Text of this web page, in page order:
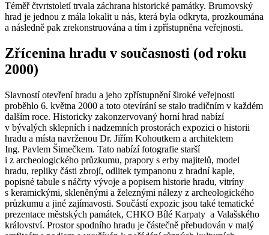
Téměř čtvrtstoletí trvala záchrana historické památky. Brumovský
hrad je jednou z mála lokalit u nás, která byla odkryta, prozkoumána
a následně pak zrekonstruována a tím i zpřístupněna veřejnosti.
Zřícenina hradu v současnosti (od roku
2000)
Slavností otevření hradu a jeho zpřístupnění široké veřejnosti
proběhlo 6. května 2000 a toto otevírání se stalo tradičním v každém
dalším roce. Historicky zakonzervovaný horní hrad nabízí
v bývalých sklepních i nadzemních prostorách expozici o historii
hradu a místa navrženou Dr. Jiřím Kohoutkem a architektem
Ing. Pavlem Šimečkem. Tato nabízí fotografie starší
i z archeologického průzkumu, prapory s erby majitelů, model
hradu, repliky části zbrojí, odlitek tympanonu z hradní kaple,
popisné tabule s náčrty vývoje a popisem historie hradu, vitríny
s keramickými, skleněnými a železnými nálezy z archeologického
průzkumu a jiné zajímavosti. Součástí expozic jsou také tematické
prezentace městských památek, CHKO Bílé Karpaty a Valašského
království. Prostor spodního hradu je částečně přebudován v malý